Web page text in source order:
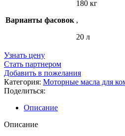
Варианты фасовок
180 кг
,
20 л
Узнать цену
Стать партнером
Добавить в пожелания
Категория: Моторные масла для
Поделиться:
Описание
Описание